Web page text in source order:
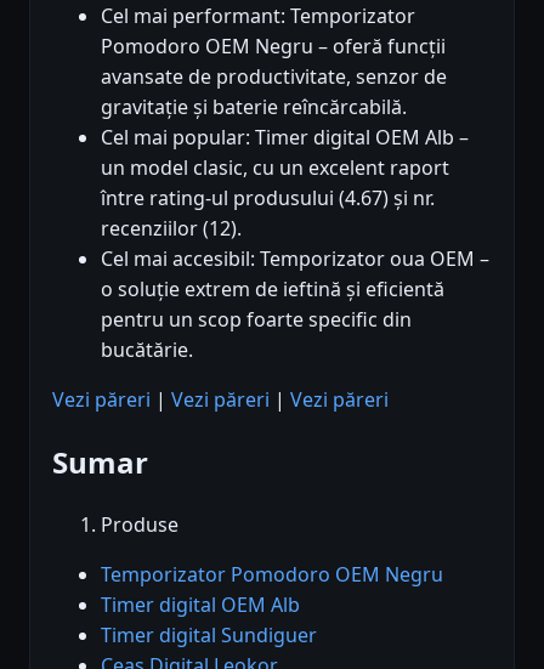
Cel mai performant: Temporizator
Pomodoro OEM Negru – oferă funcții
avansate de productivitate, senzor de
gravitație și baterie reîncărcabilă.
Cel mai popular: Timer digital OEM Alb –
un model clasic, cu un excelent raport
între rating-ul produsului (4.67) și nr.
recenziilor (12).
Cel mai accesibil: Temporizator oua OEM –
o soluție extrem de ieftină și eficientă
pentru un scop foarte specific din
bucătărie.
Vezi păreri | Vezi păreri | Vezi păreri
Sumar
Produse
Temporizator Pomodoro OEM Negru
Timer digital OEM Alb
Timer digital Sundiguer